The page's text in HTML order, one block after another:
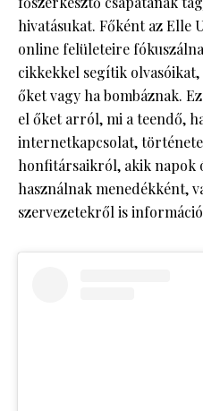
hivatásukat. Főként az Elle
online felületeire
cikkekkel segítik
őket vagy ha bombáznak.
el őket arról, mi a teendő,
internetkapcsolat,
honfitársaikról, akik napok
használnak menedékként,
szervezetekről is